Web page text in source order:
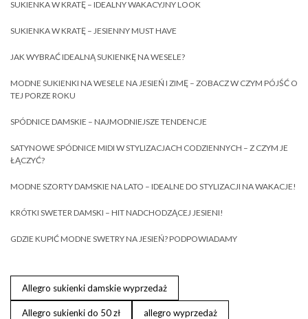
SUKIENKA W KRATĘ – IDEALNY WAKACYJNY LOOK
SUKIENKA W KRATĘ – JESIENNY MUST HAVE
JAK WYBRAĆ IDEALNĄ SUKIENKĘ NA WESELE?
MODNE SUKIENKI NA WESELE NA JESIEŃ I ZIMĘ – ZOBACZ W CZYM PÓJŚĆ O
TEJ PORZE ROKU
SPÓDNICE DAMSKIE – NAJMODNIEJSZE TENDENCJE
SATYNOWE SPÓDNICE MIDI W STYLIZACJACH CODZIENNYCH – Z CZYM JE
ŁĄCZYĆ?
MODNE SZORTY DAMSKIE NA LATO – IDEALNE DO STYLIZACJI NA WAKACJE!
KRÓTKI SWETER DAMSKI – HIT NADCHODZĄCEJ JESIENI!
GDZIE KUPIĆ MODNE SWETRY NA JESIEŃ? PODPOWIADAMY
Allegro sukienki damskie wyprzedaż
Allegro sukienki do 50 zł allegro wyprzedaż